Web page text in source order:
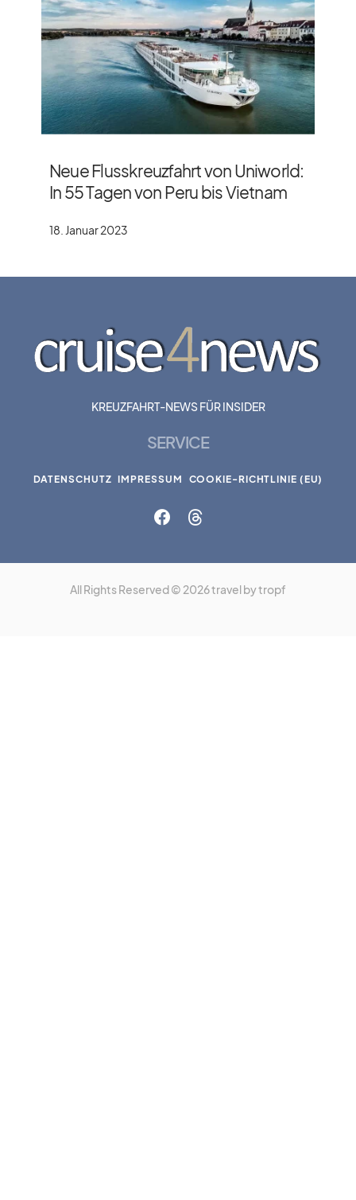
Neue Flusskreuzfahrt von Uniworld:
In 55 Tagen von Peru bis Vietnam
18. Januar 2023
KREUZFAHRT-NEWS FÜR INSIDER
SERVICE
DATENSCHUTZ IMPRESSUM COOKIE-RICHTLINIE (EU)
All Rights Reserved © 2026 travel by tropf